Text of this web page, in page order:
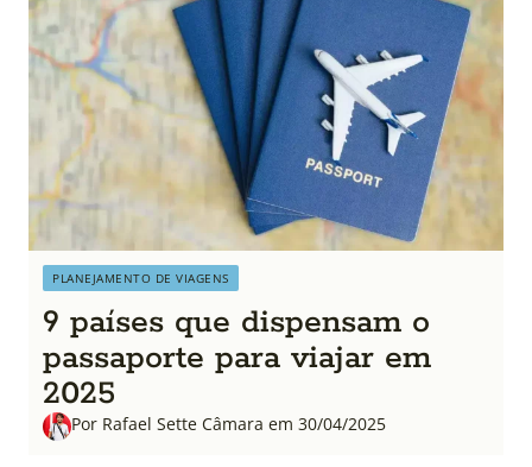
PLANEJAMENTO DE VIAGENS
9 países que dispensam o
passaporte para viajar em
2025
Por Rafael Sette Câmara em 30/04/2025